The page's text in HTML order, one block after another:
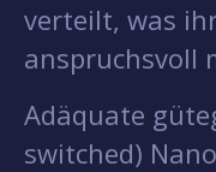
verteilt, was
anspruchsvoll
Adäquate
switched)